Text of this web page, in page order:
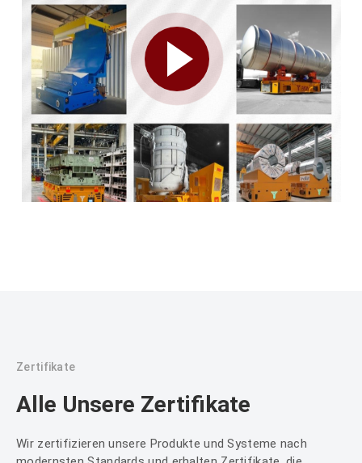
Zertifikate
Alle Unsere Zertifikate
Wir zertifizieren unsere Produkte und Systeme nach